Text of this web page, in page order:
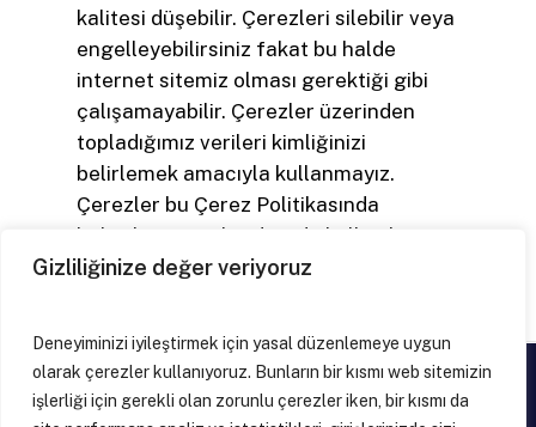
Gizliliğinize değer veriyoruz
Deneyiminizi iyileştirmek için yasal düzenlemeye uygun
olarak çerezler kullanıyoruz. Bunların bir kısmı web sitemizin
işlerliği için gerekli olan zorunlu çerezler iken, bir kısmı da
kalitesi düşebilir. Çerezleri silebilir veya
engelleyebilirsiniz fakat bu halde
internet sitemiz olması gerektiği gibi
çalışamayabilir. Çerezler üzerinden
topladığımız verileri kimliğinizi
belirlemek amacıyla kullanmayız.
Çerezler bu Çerez Politikasında
belirtilen amaçlar dışında kullanılmaz
ve veri koruma mevzuatına aykırı olarak